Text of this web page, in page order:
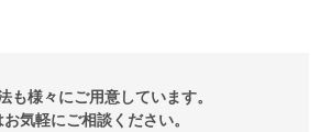
も様々にご用意しています。
お気軽にご相談ください。